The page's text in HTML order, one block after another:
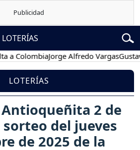
LOTERÍAS
Jorge Alfredo VargasGustavo
LOTERÍAS
2 de
del jueves
de 2025 de la